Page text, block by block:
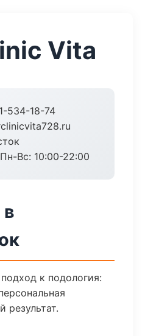
Vita
534-18-74
Пн-Вс: 10:00-22:00
к подология:
результат.